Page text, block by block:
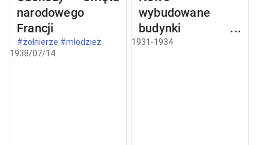
narodowego
Francji
#żołnierze #młodzież
1938/07/14
wybudowane
budynki w
Częstochowie
1931-1934